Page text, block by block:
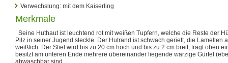
Verwechslung: mit dem Kaiserling
Merkmale
Seine Huthaut ist leuchtend rot mit weißen Tupfern, welche die Reste der
Pilz in seiner Jugend steckte. Der Hutrand ist schwach gerieft, die Lamellen
weißlich. Der Stiel wird bis zu 20 cm hoch und bis zu 2 cm breit, trägt oben
besitzt am unteren Ende mehrere übereinander liegende warzige Gürtel
abwaschbar sind.